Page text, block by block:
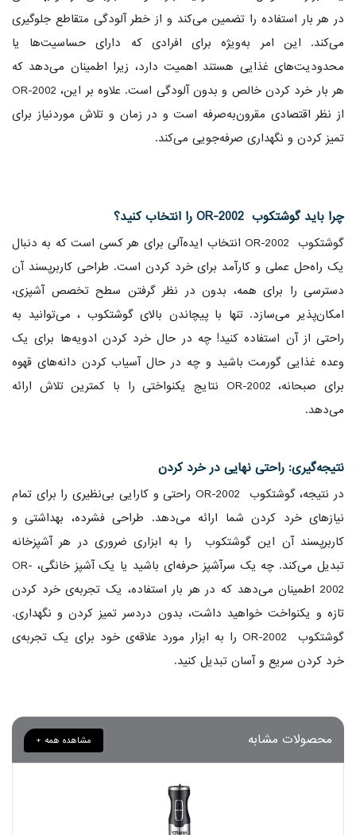
در هر بار استفاده را تضمین می‌کند و از خطر آلودگی متقاطع جلوگیری
می‌کند. این امر به‌ویژه برای افرادی که دارای حساسیت‌ها یا
محدودیت‌های غذایی هستند اهمیت دارد، زیرا اطمینان می‌دهد که
هر بار خرد کردن خالص و بدون آلودگی است. علاوه بر این، OR-2002
از نظر اقتصادی مقرون‌به‌صرفه است و در زمان و تلاش موردنیاز برای
تمیز کردن و نگهداری صرفه‌جویی می‌کند.
چرا باید گوشتکوب OR-2002 را انتخاب کنید؟
گوشتکوب OR-2002 انتخاب ایده‌آلی برای هر کسی است که به دنبال
یک راه‌حل عملی و کارآمد برای خرد کردن است. طراحی کاربرپسند آن
دسترسی را برای همه، بدون در نظر گرفتن سطح تخصص آشپزی،
امکان‌پذیر می‌سازد. تنها با پیچاندن بالای گوشتکوب ، می‌توانید به
راحتی از آن استفاده کنید! چه در حال خرد کردن ادویه‌ها برای یک
وعده غذایی گورمت باشید و چه در حال آسیاب کردن دانه‌های قهوه
برای صبحانه، OR-2002 نتایج یکنواختی را با کمترین تلاش ارائه
می‌دهد.
نتیجه‌گیری: راحتی نهایی در خرد کردن
در نتیجه، گوشتکوب OR-2002 راحتی و کارایی بی‌نظیری را برای تمام
نیازهای خرد کردن شما ارائه می‌دهد. طراحی فشرده، بهداشتی و
کاربرپسند آن این گوشتکوب را به ابزاری ضروری در هر آشپزخانه
تبدیل می‌کند. چه یک سرآشپز حرفه‌ای باشید یا یک آشپز خانگی، OR-
2002 اطمینان می‌دهد که در هر بار استفاده، یک تجربه‌ی خرد کردن
تازه و یکنواخت خواهید داشت، بدون دردسر تمیز کردن و نگهداری.
گوشتکوب OR-2002 را به ابزار مورد علاقه‌ی خود برای یک تجربه‌ی
خرد کردن سریع و آسان تبدیل کنید.
محصولات مشابه مشاهده همه +